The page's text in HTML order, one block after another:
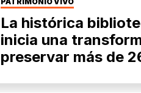
La histórica
inicia una
preservar más de